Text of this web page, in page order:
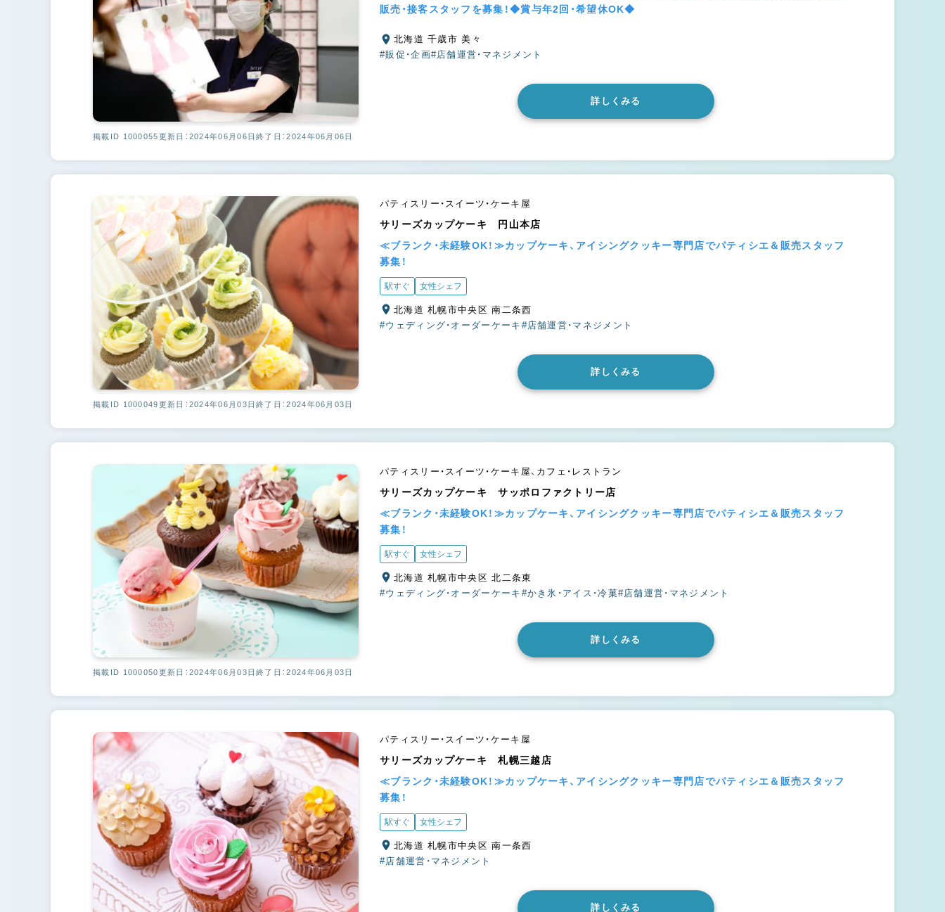
販売・接客スタッフを募集！◆賞与年2回・希望休OK◆
北海道 千歳市 美々
#販促・企画#店舗運営・マネジメント
詳しくみる
掲載ID 1000055更新日：2024年06月06日終了日：2024年06月06日
パティスリー・スイーツ・ケーキ屋
サリーズカップケーキ 円山本店
≪ブランク・未経験OK！≫カップケーキ、アイシングクッキー専門店でパティシエ＆販売スタッフ
募集！
駅すぐ 女性シェフ
北海道 札幌市中央区 南二条西
#ウェディング・オーダーケーキ #店舗運営・マネジメント
詳しくみる
掲載ID 1000049更新日：2024年06月03日終了日：2024年06月03日
パティスリー・スイーツ・ケーキ屋、カフェ・レストラン
サリーズカップケーキ サッポロファクトリー店
≪ブランク・未経験OK！≫カップケーキ、アイシングクッキー専門店でパティシエ＆販売スタッフ
募集！
駅すぐ 女性シェフ
北海道 札幌市中央区 北二条東
#ウェディング・オーダーケーキ #かき氷・アイス・冷菓#店舗運営・マネジメント
詳しくみる
掲載ID 1000050更新日：2024年06月03日終了日：2024年06月03日
パティスリー・スイーツ・ケーキ屋
サリーズカップケーキ 札幌三越店
≪ブランク・未経験OK！≫カップケーキ、アイシングクッキー専門店でパティシエ＆販売スタッフ
募集！
駅すぐ 女性シェフ
北海道 札幌市中央区 南一条西
#店舗運営・マネジメント
詳しくみる